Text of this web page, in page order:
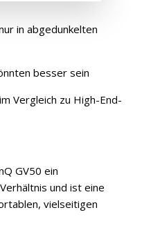
in abgedunkelten
besser sein
Vergleich zu High-End-
GV50 ein
und ist eine
vielseitigen